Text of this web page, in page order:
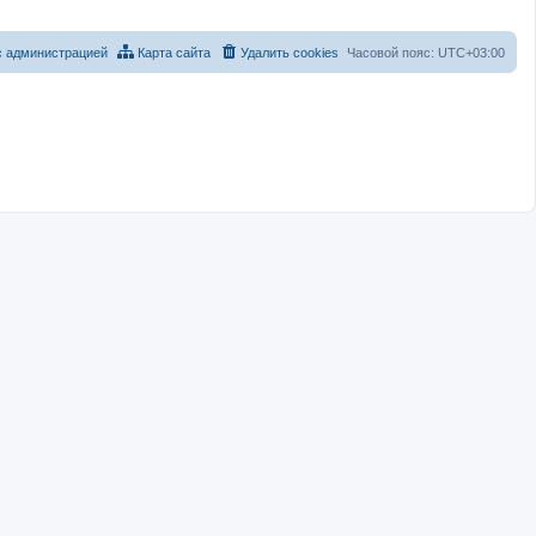
Часовой пояс: UTC+03:00
Удалить cookies
Карта сайта
администрацией